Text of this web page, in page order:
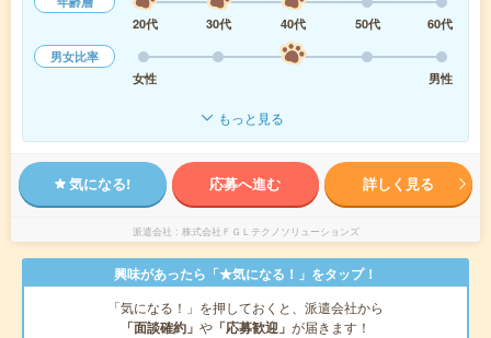
20代
30代 40代 50代
60代
男女比率
女性
男性
もっと見る
気になる! 応募へ進む 詳しく見る
派遣会社 株式会社ＦＧＬテクノソリューションズ
興味があったら「★気になる！」をタップ！
「気になる！」を押しておくと、派遣会社から
「面談確約」 や 「応募歓迎」 が届きます！